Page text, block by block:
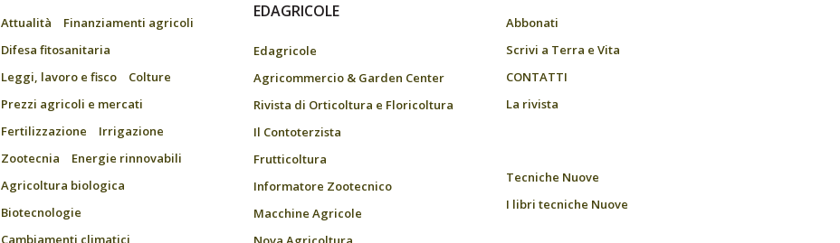
Attualità
Finanziamenti agricoli
Difesa fitosanitaria
Leggi, lavoro e fisco
Colture
Prezzi agricoli e mercati
Fertilizzazione
Irrigazione
Zootecnia
Energie rinnovabili
Agricoltura biologica
Biotecnologie
Cambiamenti climatici
EDAGRICOLE
Edagricole
Agricommercio & Garden Center
Rivista di Orticoltura e Floricoltura
Il Contoterzista
Frutticoltura
Informatore Zootecnico
Macchine Agricole
Abbonati
Scrivi a Terra e Vita
CONTATTI
La rivista
Tecniche Nuove
I libri tecniche Nuove